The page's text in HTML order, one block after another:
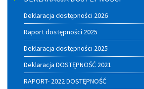
Deklaracja dostępności 2026
Raport dostępności 2025
Deklaracja dostępności 2025
Deklaracja DOSTĘPNOŚĆ 2021
RAPORT- 2022 DOSTĘPNOŚĆ